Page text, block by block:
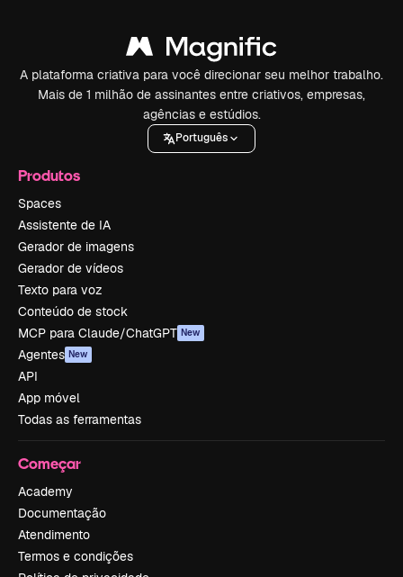
A plataforma criativa para você direcionar seu melhor trabalho.
Mais de 1 milhão de assinantes entre criativos, empresas,
agências e estúdios.
Português
Produtos
Spaces
Assistente de IA
Gerador de imagens
Gerador de vídeos
Texto para voz
Conteúdo de stock
MCP para Claude/ChatGPT New
Agentes New
API
App móvel
Todas as ferramentas
Começar
Academy
Documentação
Atendimento
Termos e condições